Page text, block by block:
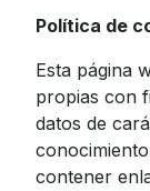
Política de
Esta página
propias con
datos de
contener